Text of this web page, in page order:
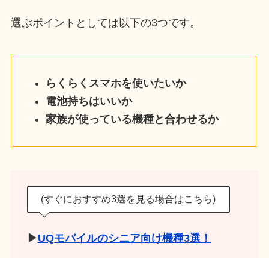
選ぶポイントとしては以下の3つです。
らくらくスマホを使いたいか
電池持ちはいいか
家族が使っている機種と合わせるか
(すぐにおすすめ3選を見る場合はこちら)
▶UQモバイルのシニア向け機種3選！